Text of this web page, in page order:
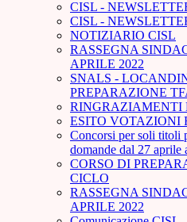
CISL -
CISL -
NOTIZIARIO CISL
RASSEGNA
APRILE 2022
SNALS -
PREPARAZIONE
RINGRAZIAMENTI
ESITO VOTAZIONI
Concorsi per soli titoli
domande dal 27 aprile
CORSO DI
CICLO
RASSEGNA
APRILE 2022